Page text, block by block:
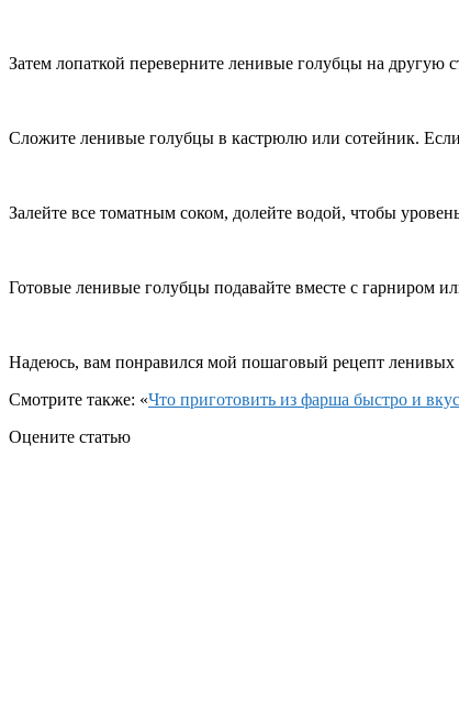
Затем лопаткой переверните ленивые голубцы на другую
Сложите ленивые голубцы в кастрюлю или сотейник.
Залейте все томатным соком, долейте водой, чтобы
Готовые ленивые голубцы подавайте вместе с гарниром
Надеюсь, вам понравился мой пошаговый рецепт ленивых
Смотрите также: «Что приготовить из фарша быстро и
Оцените статью